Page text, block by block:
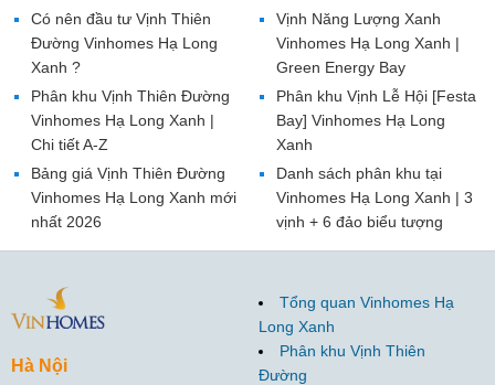
Vịnh Năng Lượng Xanh
Vinhomes Hạ Long Xanh |
Green Energy Bay
Phân khu Vịnh Lễ Hội [Festa
Bay] Vinhomes Hạ Long
Xanh
Danh sách phân khu tại
Vinhomes Hạ Long Xanh | 3
vịnh + 6 đảo biểu tượng
Có nên đầu tư Vịnh Thiên
Đường Vinhomes Hạ Long
Xanh ?
Phân khu Vịnh Thiên Đường
Vinhomes Hạ Long Xanh |
Chi tiết A-Z
Bảng giá Vịnh Thiên Đường
Vinhomes Hạ Long Xanh mới
nhất 2026
Hà Nội
Tổng quan Vinhomes Hạ
Long Xanh
Phân khu Vịnh Thiên
Đường